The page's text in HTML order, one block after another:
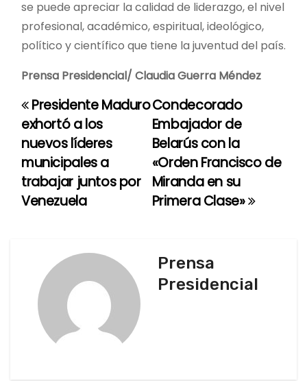
se puede apreciar la calidad de liderazgo, el nivel
profesional, académico, espiritual, ideológico,
político y científico que tiene la juventud del país.
Prensa Presidencial/ Claudia Guerra Méndez
N
a
v
e
Condecorado
Embajador de
Belarús con la
«Orden Francisco de
Miranda en su
Primera Clase»
Presidente Maduro
exhortó a los
nuevos líderes
municipales a
trabajar juntos por
Venezuela
Prensa
Presidencial